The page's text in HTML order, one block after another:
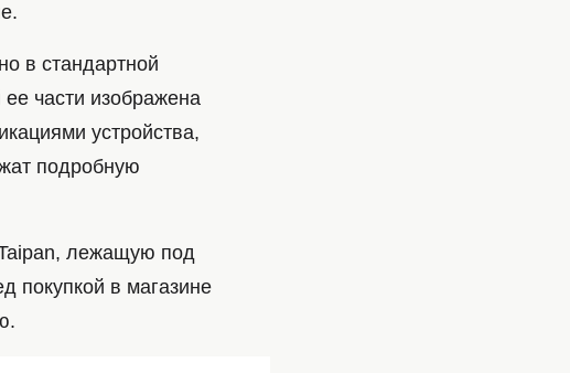
в стандартной
части изображена
устройства,
подробную
лежащую под
покупкой в магазине